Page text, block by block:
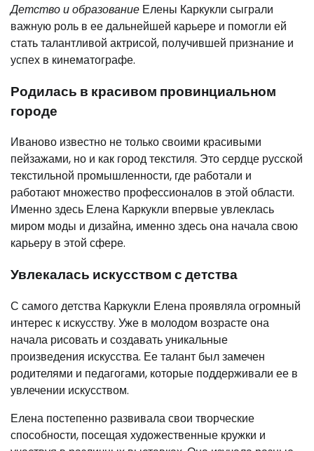
Детство и образование Елены Каркукли сыграли
важную роль в ее дальнейшей карьере и помогли ей
стать талантливой актрисой, получившей признание и
успех в кинематографе.
Родилась в красивом провинциальном
городе
Иваново известно не только своими красивыми
пейзажами, но и как город текстиля. Это сердце русской
текстильной промышленности, где работали и
работают множество профессионалов в этой области.
Именно здесь Елена Каркукли впервые увлеклась
миром моды и дизайна, именно здесь она начала свою
карьеру в этой сфере.
Увлекалась искусством с детства
С самого детства Каркукли Елена проявляла огромный
интерес к искусству. Уже в молодом возрасте она
начала рисовать и создавать уникальные
произведения искусства. Ее талант был замечен
родителями и педагогами, которые поддерживали ее в
увлечении искусством.
Елена постепенно развивала свои творческие
способности, посещая художественные кружки и